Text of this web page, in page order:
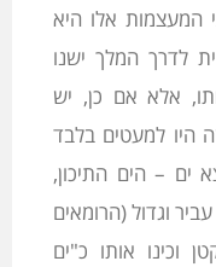
המעצמות אלו היא
לדרך המלך ישנו
אלא אם כן, יש
היו למעטים בלבד
ים – הים התיכון,
וגדול (הרומאים
וכינו אותו כ"ים